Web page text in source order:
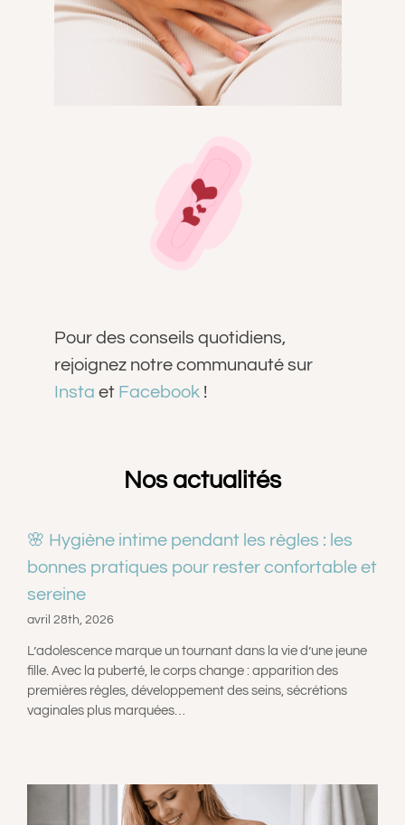
Pour des conseils quotidiens,
rejoignez notre communauté sur
Insta et Facebook !
Nos actualités
🌸 Hygiène intime pendant les règles : les
bonnes pratiques pour rester confortable et
sereine
avril 28th, 2026
L’adolescence marque un tournant dans la vie d’une jeune
fille. Avec la puberté, le corps change : apparition des
premières règles, développement des seins, sécrétions
vaginales plus marquées…